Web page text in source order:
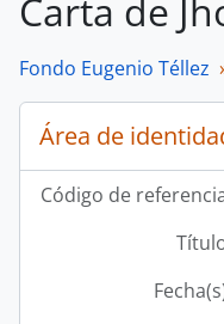
Carta de
Fondo Eugenio Téllez
Área de
Código de